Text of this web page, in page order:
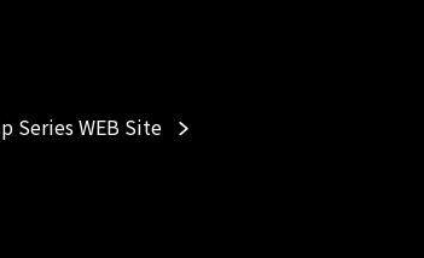
Series WEB Site